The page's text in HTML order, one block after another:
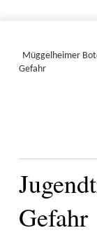
Müggelheimer
Gefahr
Gefahr